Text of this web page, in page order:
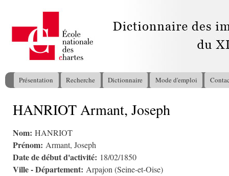
Menu principal
Présentation Recherche Dictionnaire Mode d'emploi
Vous êtes ici
HANRIOT Armant, Joseph
Nom: HANRIOT
Prénom: Armant, Joseph
Date de début d'activité: 18/02/1850
Ville - Département: Arpajon (Seine-et-Oise)